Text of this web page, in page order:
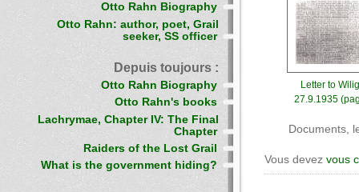
Letter to
27.9.1935
Documents,
Vous devez vous
Otto Rahn Biography
Otto Rahn: author, poet, Grail
seeker, SS officer
Depuis toujours :
Otto Rahn Biography
Otto Rahn's books
Lachrymae, Chapter IV: The Final
Chapter
Raiders of the Lost Grail
What is the government hiding?